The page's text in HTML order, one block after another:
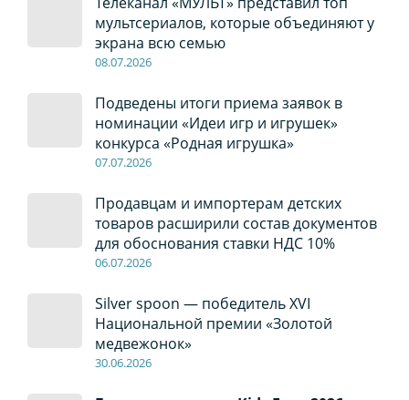
мультсериалов, которые объединяют у
экрана всю семью
08.07.2026
Подведены итоги приема заявок в
номинации «Идеи игр и игрушек»
конкурса «Родная игрушка»
07.07.2026
Продавцам и импортерам детских
товаров расширили состав документов
для обоснования ставки НДС 10%
06.07.2026
Silver spoon — победитель XVI
Национальной премии «Золотой
медвежонок»
30.06.2026